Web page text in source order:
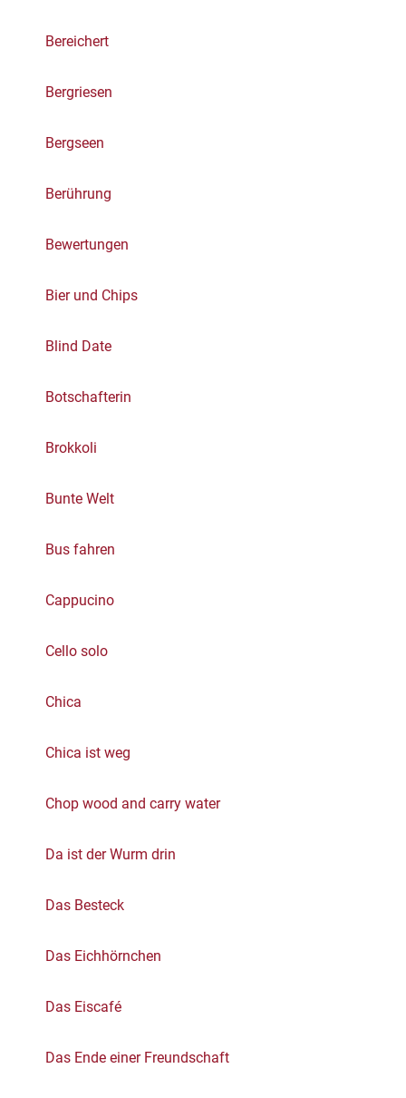
Bereichert
Bergriesen
Bergseen
Berührung
Bewertungen
Bier und Chips
Blind Date
Botschafterin
Brokkoli
Bunte Welt
Bus fahren
Cappucino
Cello solo
Chica
Chica ist weg
Chop wood and carry water
Da ist der Wurm drin
Das Besteck
Das Eichhörnchen
Das Eiscafé
Das Ende einer Freundschaft